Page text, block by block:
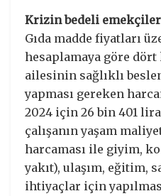
Krizin bedeli
Gıda madde fiyatları
hesaplamaya göre
ailesinin sağlıklı
yapması gereken
2024 için 26 bin 401
çalışanın yaşam
harcaması ile giyim,
yakıt), ulaşım, eğitim,
ihtiyaçlar için